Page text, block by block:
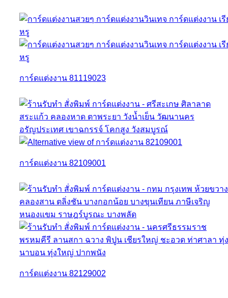
การ์ดแต่งงาน 81119023
การ์ดแต่งงาน 82109001
การ์ดแต่งงาน 82129002